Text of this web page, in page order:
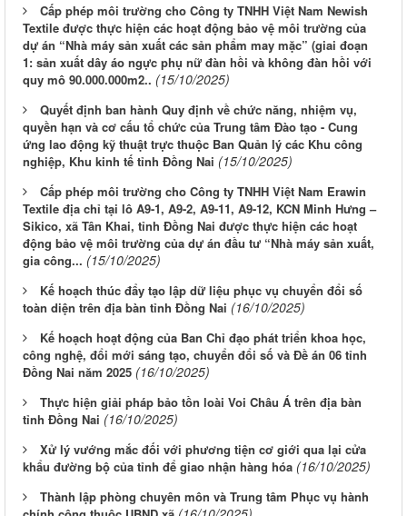
Cấp phép môi trường cho Công ty TNHH Việt Nam Newish
Textile được thực hiện các hoạt động bảo vệ môi trường của
dự án “Nhà máy sản xuất các sản phẩm may mặc” (giai đoạn
1: sản xuất dây áo ngực phụ nữ đàn hồi và không đàn hồi với
quy mô 90.000.000m2.. (15/10/2025)
Quyết định ban hành Quy định về chức năng, nhiệm vụ,
quyền hạn và cơ cấu tổ chức của Trung tâm Đào tạo - Cung
ứng lao động kỹ thuật trực thuộc Ban Quản lý các Khu công
nghiệp, Khu kinh tế tỉnh Đồng Nai (15/10/2025)
Cấp phép môi trường cho Công ty TNHH Việt Nam Erawin
Textile địa chỉ tại lô A9-1, A9-2, A9-11, A9-12, KCN Minh Hưng –
Sikico, xã Tân Khai, tỉnh Đồng Nai được thực hiện các hoạt
động bảo vệ môi trường của dự án đầu tư “Nhà máy sản xuất,
gia công... (15/10/2025)
Kế hoạch thúc đẩy tạo lập dữ liệu phục vụ chuyển đổi số
toàn diện trên địa bàn tỉnh Đồng Nai (16/10/2025)
Kế hoạch hoạt động của Ban Chỉ đạo phát triển khoa học,
công nghệ, đổi mới sáng tạo, chuyển đổi số và Đề án 06 tỉnh
Đồng Nai năm 2025 (16/10/2025)
Thực hiện giải pháp bảo tồn loài Voi Châu Á trên địa bàn
tỉnh Đồng Nai (16/10/2025)
Xử lý vướng mắc đối với phương tiện cơ giới qua lại cửa
khẩu đường bộ của tỉnh để giao nhận hàng hóa (16/10/2025)
Thành lập phòng chuyên môn và Trung tâm Phục vụ hành